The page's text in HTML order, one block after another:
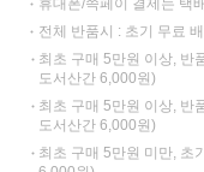
휴대폰/쓱페이 결제는 택
전체 반품시 : 초기 무료
최초 구매 5만원 이상, 반
도서산간 6,000원)
최초 구매 5만원 이상, 반
도서산간 6,000원)
최초 구매 5만원 미만, 초